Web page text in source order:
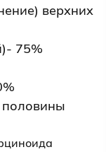
верхних
75%